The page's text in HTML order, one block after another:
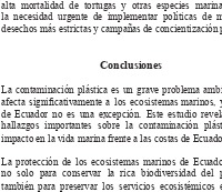
alta mortalidad de tortugas y otras especies
la necesidad urgente de implementar políticas de
desechos más estrictas y campañas de concientización
Conclusiones
La contaminación plástica es un grave problema
afecta signicativamente a los ecosistemas marinos,
de Ecuador no es una excepción. Este estudio
hallazgos importantes sobre la contaminación
impacto en la vida marina frente a las costas de
La protección de los ecosistemas marinos de
no solo para conservar la rica biodiversidad del
también para preservar los servicios ecosistémicos